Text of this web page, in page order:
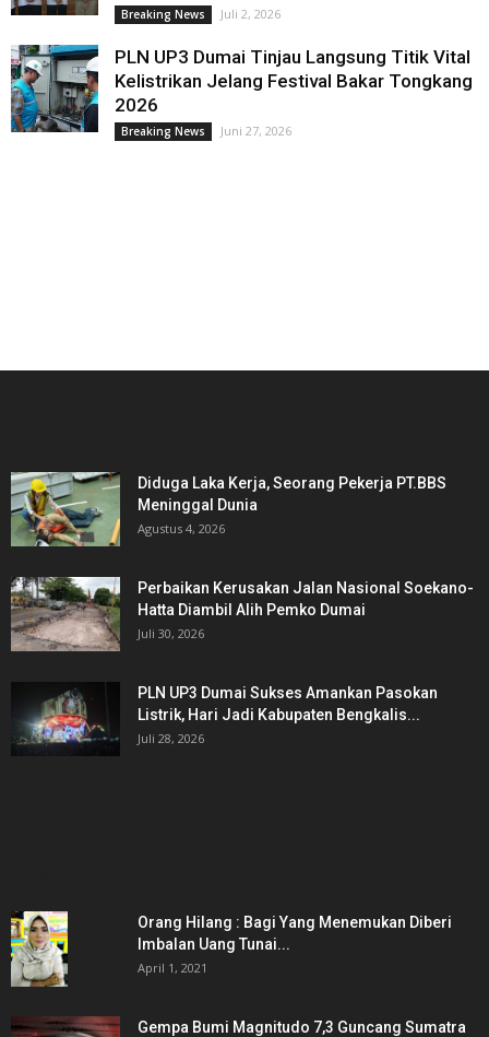
Breaking News Juli 2, 2026
PLN UP3 Dumai Tinjau Langsung Titik Vital
Kelistrikan Jelang Festival Bakar Tongkang
2026
Breaking News Juni 27, 2026
Diduga Laka Kerja, Seorang Pekerja PT.BBS
Meninggal Dunia
Agustus 4, 2026
Perbaikan Kerusakan Jalan Nasional Soekano-
Hatta Diambil Alih Pemko Dumai
Juli 30, 2026
PLN UP3 Dumai Sukses Amankan Pasokan
Listrik, Hari Jadi Kabupaten Bengkalis...
Juli 28, 2026
Orang Hilang : Bagi Yang Menemukan Diberi
Imbalan Uang Tunai...
April 1, 2021
Gempa Bumi Magnitudo 7,3 Guncang Sumatra